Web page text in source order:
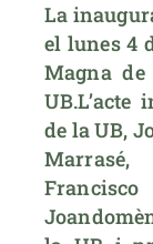
La
el lunes 4
Magna
de la UB,